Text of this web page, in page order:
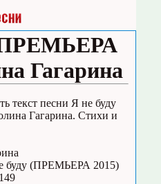
ПРЕМЬЕРА
Гагарина
текст песни Я не буду
Гагарина. Стихи и
буду (ПРЕМЬЕРА 2015)